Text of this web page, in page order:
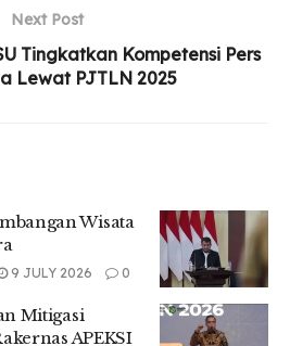
dari bulan Januari
2025).
laporan rutin dari 33
ISPA di Sumut sepanjang
dari 33 kabupaten/kota, total
Next Post
Tingkatkan Kompetensi Pers
Lewat PJTLN 2025
Wisata
9 JULY 2026 0
Mitigasi
APEKSI